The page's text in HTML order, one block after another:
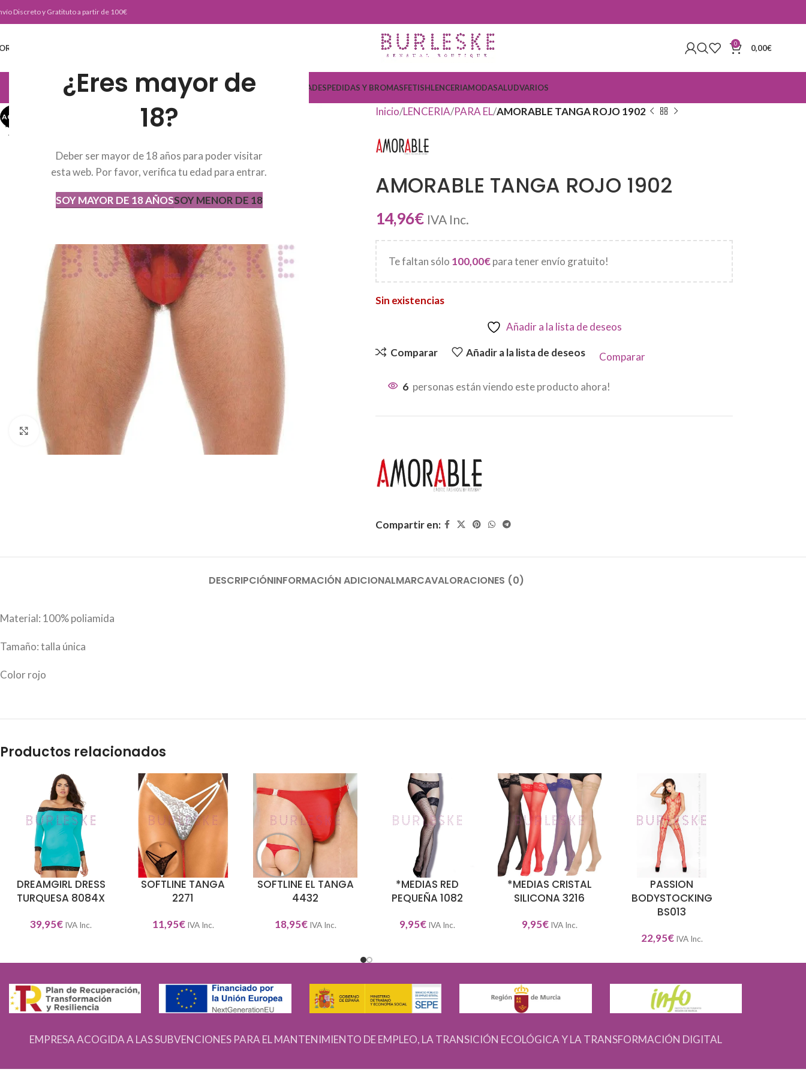
¿Eres mayor de
18?
Deber ser mayor de 18 años para poder visitar
esta web. Por favor, verifica tu edad para entrar.
SOY MAYOR DE 18 AÑOSSOY MENOR DE 18
Discreto y Gratituto a partir de 100€
0 0,00€
JUGUETERIA COSMETICADESPEDIDAS Y BROMASFETISHLENCERIAMODASALUDVARIOS
AGOT
ADO
Haga Click para agrandar
AGOTADO Inicio LENCERIA PARA EL AMORABLE TANGA ROJO 1902
AMORABLE TANGA ROJO 1902
14,96€ IVA Inc.
Te faltan sólo 100,00€para tener envío gratuito!
Sin existencias
Añadir a la lista de deseos
Comparar Añadir a la lista de deseos Comparar
6 personas están viendo este producto ahora!
Compartir en:
DESCRIPCIÓNINFORMACIÓN ADICIONALMARCAVALORACIONES (0)
Material: 100% poliamida
Tamaño: talla única
Color rojo
Productos relacionados
AÑADIR AL CARRITO
DREAMGIRL DRESS
TURQUESA 8084X
39,95€ IVA Inc.
SELECCIONAR OPCIONES
SOFTLINE TANGA
2271
11,95€ IVA Inc.
SELECCIONAR OPCIONES
SOFTLINE EL TANGA
4432
18,95€ IVA Inc.
SELECCIONAR OPCIONES
*MEDIAS RED
PEQUEÑA 1082
9,95€ IVA Inc.
SELECCIONAR OPCIONES
*MEDIAS CRISTAL
SILICONA 3216
9,95€ IVA Inc.
SELECCIONAR OPCIONES
PASSION
BODYSTOCKING
BS013
22,95€ IVA Inc.
EMPRESA ACOGIDA A LAS SUBVENCIONES PARA EL MANTENIMIENTO DE EMPLEO, LA TRANSICIÓN ECOLÓGICA Y LA TRANSFORMACIÓN DIGITAL